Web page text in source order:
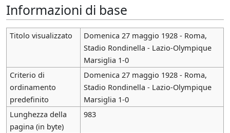
Informazioni di base
Titolo visualizzato
Domenica 27 maggio 1928 - Roma,
Stadio Rondinella - Lazio-Olympique
Marsiglia 1-0
Criterio di
ordinamento
predefinito
Domenica 27 maggio 1928 - Roma,
Stadio Rondinella - Lazio-Olympique
Marsiglia 1-0
Lunghezza della
pagina (in byte)
983